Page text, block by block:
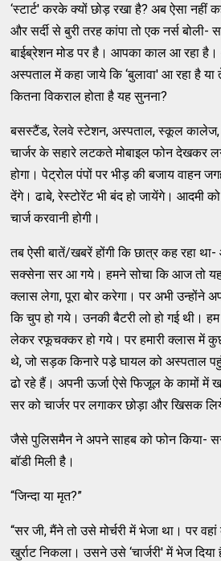
‘स्‍टार्ट' करके क्‍यों छोड़ रखा है? अब ऐसा नहीं
और सर्दी से बुरी तरह कांपा तो एक नर्स
बाईब्रेशन मोड पर है। आपका काल आ रहा
अस्‍पताल में कहा जाये कि ‘बुलावा' आ रहा है
कितना विकराल होता है यह सुनना?
बसस्‍टैंड, रेलवे स्‍टेशन, अस्‍पताल, स्‍कूल कालेज,
चार्जर के सहारे लटकते मोबाइल फोन देखकर
होगा। पेट्रोल पंपों पर भीड़ की बजाय वाहन
देंगे। ढाबे, रेस्‍टोरेंट भी बंद हो जायेंगे। आदमी
चार्ज करवानी होगी।
तब ऐसी बातें/खबरें होंगी कि छात्र कह रहा
सक्‍सेना सर आ गये। हमने सोचा कि आज तो
क्‍लास लेगा, पूरा बोर करेगा। पर अभी उन्‍होंने
कि चुप हो गये। उनकी बैटरी लो हो गई थी।
लेकर रफूचक्‍कर हो गये। पर हमारी क्‍लास में
थे, जो सड़क किनारे पडे़ घायल को अस्‍पताल
ढो रहे हैं। अपनी ऊर्जा ऐसे फिजूल के कामों में
सर को चार्जर पर लगाकर छोड़ा और खिसक
जैसे पुलिसमैन ने अपने साहब को फोन किया-
बॉडी मिली है।
“जिन्‍दा या मृत?”
“सर जी, मैंने तो उसे मोर्चरी में भेजा था। पर वहां
खुर्राट निकला। उसने उसे ‘चार्जरी' में भेज